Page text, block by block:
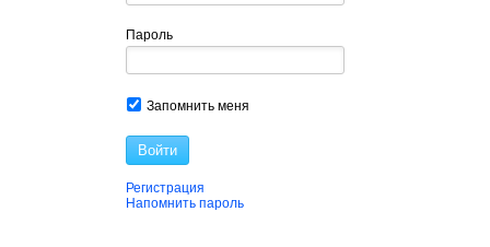
Пароль
Запомнить меня
Войти
Регистрация
Напомнить пароль